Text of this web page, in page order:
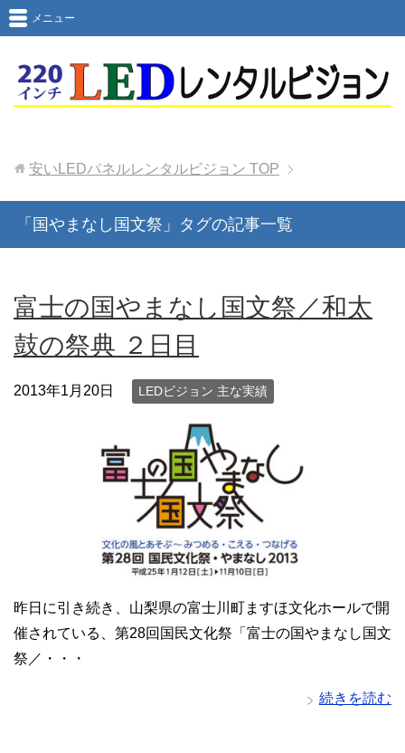
メニュー
安いLEDパネルレンタルビジョン TOP
「国やまなし国文祭」タグの記事一覧
富士の国やまなし国文祭／和太
鼓の祭典 ２日目
2013年1月20日 LEDビジョン 主な実績
昨日に引き続き、山梨県の富士川町ますほ文化ホールで開
催されている、第28回国民文化祭「富士の国やまなし国文
祭／・・・
続きを読む